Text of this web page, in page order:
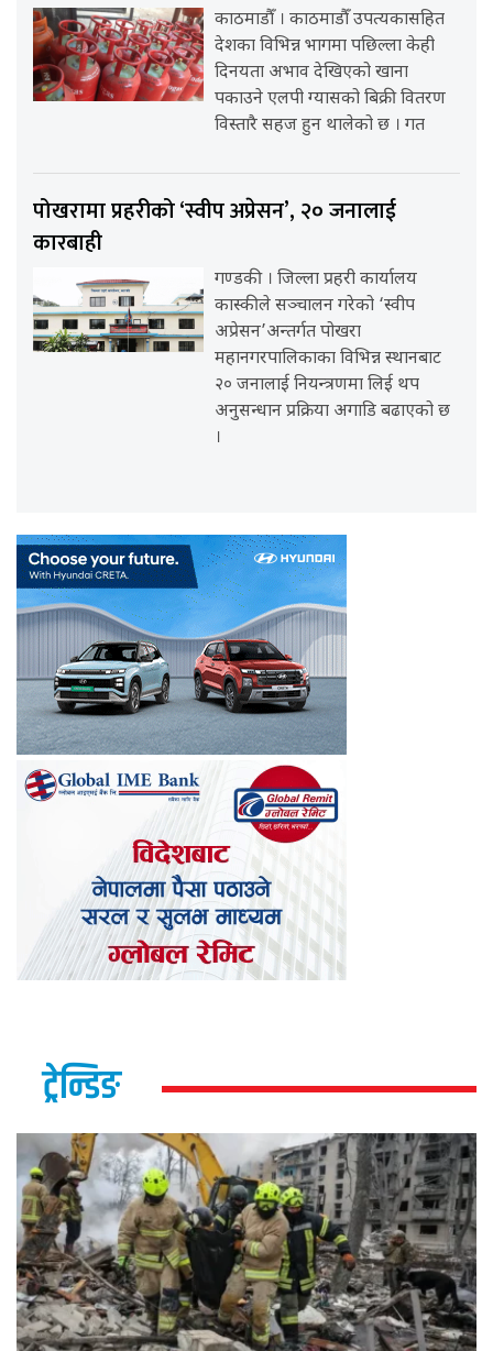
काठमाडौँ । काठमाडौँ उपत्यकासहित
देशका विभिन्न भागमा पछिल्ला केही
दिनयता अभाव देखिएको खाना
पकाउने एलपी ग्यासको बिक्री वितरण
विस्तारै सहज हुन थालेको छ । गत
पोखरामा प्रहरीको ‘स्वीप अप्रेसन’, २० जनालाई
कारबाही
गण्डकी । जिल्ला प्रहरी कार्यालय
कास्कीले सञ्चालन गरेको ‘स्वीप
अप्रेसन’अन्तर्गत पोखरा
महानगरपालिकाका विभिन्न स्थानबाट
२० जनालाई नियन्त्रणमा लिई थप
अनुसन्धान प्रक्रिया अगाडि बढाएको छ
।
ट्रेन्डिङ